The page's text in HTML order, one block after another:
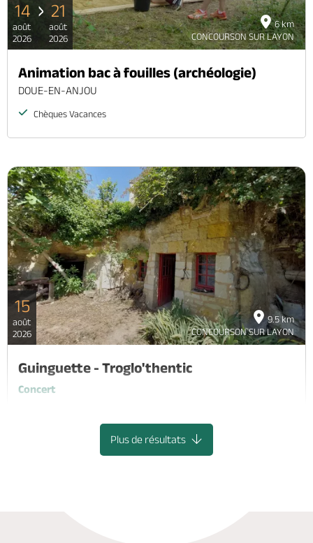
6 km
CONCOURSON SUR LAYON
14
août
2026
21
août
2026
Animation bac à fouilles (archéologie)
DOUE-EN-ANJOU
Chèques Vacances
9.5 km
CONCOURSON SUR LAYON
15
août
2026
Guinguette - Troglo'thentic
Concert
Plus de résultats